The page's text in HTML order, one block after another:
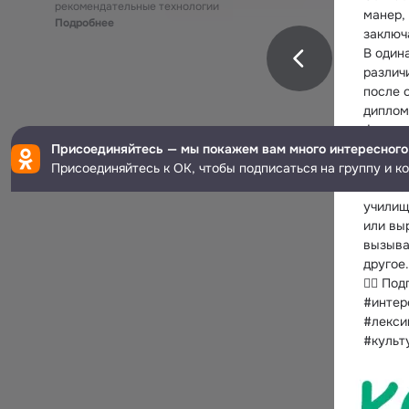
манер,
В
после
Войдя
или
✍🏻
рекомендательные технологии
Подробнее
Присоединяйтесь — мы покажем вам много интересного
Присоединяйтесь к ОК, чтобы подписаться на группу и